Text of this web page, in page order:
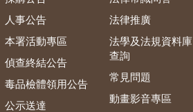
人事公告
本署活動專區
偵查終結公告
毒品檢體領用公告
公示送達
法律推廣
法學及法規資料庫
查詢
常見問題
動畫影音專區